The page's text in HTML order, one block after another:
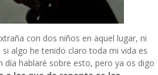
con dos niños en aquel lugar, ni
algo he tenido claro toda mi vida es
día hablaré sobre esto, pero ya os digo